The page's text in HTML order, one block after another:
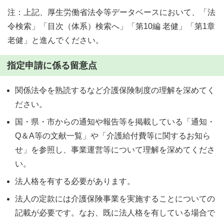
注：上記、厚生労働省法令等データベースにおいて、「法
令検索」「目次（体系）検索へ」「第10編 老健」「第1章
老健」と進んでください。
指定申請に係る留意点
関係法令を熟読するなど介護保険制度の理解を深めてく
ださい。
国・県・市からの通知や報告等を掲載している「通知・
Q＆A等の文献一覧」や「介護給付費等に関するお知ら
せ」を参照し、事業運営等について理解を深めてくださ
い。
法人格を有する必要があります。
法人の定款には介護保険事業を実施することについての
記載が必要です。なお、既に法人格を有している場合で